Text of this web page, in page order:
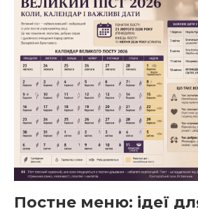
Постне меню: ідеї